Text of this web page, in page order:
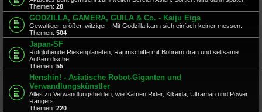
Themen: 28
GODZILLA, GAMERA, GUILA & Co. - Kaiju Eiga
Gewaltiger, größer, witziger - Mit Godzilla kann sich einfach keiner messen.
Themen: 504
Japan-SF
Rotglühende Riesenplaneten, Raumschiffe mit Bohrern dran und seltsame
Außerirdische!
Themen: 55
Henshin! - Asiatische Robot-Giganten und
Verwandlungskünstler
Alles zu Verwandlungshelden, wie Kamen Rider, Kikaida, Ultraman und Power
Rangers.
Themen: 220